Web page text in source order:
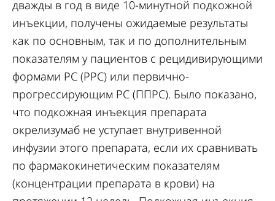
дважды в год в виде 10-минутной подкожной
инъекции, получены ожидаемые результаты
как по основным, так и по дополнительным
показателям у пациентов с рецидивирующими
формами РС (РРС) или первично-
прогрессирующим РС (ППРС). Было показано,
что подкожная инъекция препарата
окрелизумаб не уступает внутривенной
инфузии этого препарата, если их сравнивать
по фармакокинетическим показателям
(концентрации препарата в крови) на